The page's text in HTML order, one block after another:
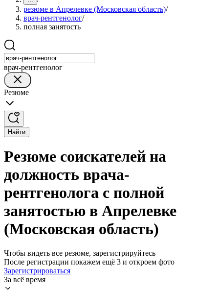
резюме в Апрелевке (Московская область)/
врач-рентгенолог/
полная занятость
врач-рентгенолог
Резюме
Найти
Резюме соискателей на
должность врача-
рентгенолога с полной
занятостью в Апрелевке
(Московская область)
Чтобы видеть все резюме, зарегистрируйтесь
После регистрации покажем ещё 3 и откроем фото
Зарегистрироваться
За всё время